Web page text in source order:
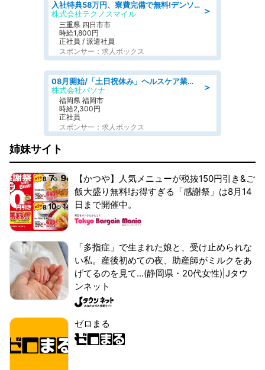
＞
入社特典58万円、寮費完備で無料!デンソーで働こう!自動車工場で小型部品の検査業務 denso aichi
株式会社テクノスマイル
三重県 四日市市
時給1,800円
正社員 / 派遣社員
スポンサー：求人ボックス
＞
08月開始/「土日祝休み」ヘルスケア業界の産業保健師/高時給/未経験OK/要資格:保健師、正看護師
株式会社パソナ
福岡県 福岡市
時給2,300円
正社員
スポンサー：求人ボックス
姉妹サイト
【かつや】人気メニューが税抜150円引き&ご
飯大盛り無料!お得すぎる「感謝祭」は8月14
日まで開催中。
「多指症」で生まれた娘と、受け止められな
い私。産後初めての夜、助産師がミルクをあ
げてるのを見て...(静岡県・20代女性)|Jタウ
ンネット
ゼロまる